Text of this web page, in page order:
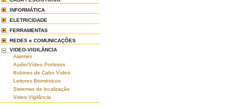
INFORMÁTICA
ELETRICIDADE
FERRAMENTAS
REDES e COMUNICAÇÕES
VIDEO-VIGILÂNCIA
Alarmes
Audio/Vídeo Porteiros
Bobines de Cabo Vídeo
Leitores Biométricos
Sistemas de localização
Video-Vigilância